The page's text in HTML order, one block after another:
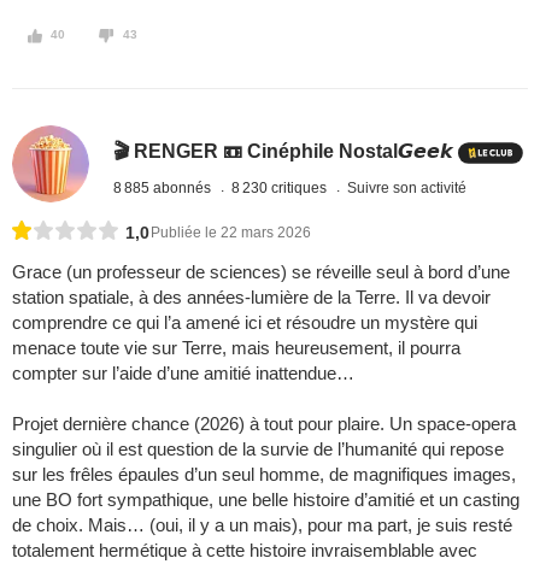
40 43
🎬 RENGER 📼 Cinéphile Nostal𝙂𝙚𝙚𝙠
8 885 abonnés 8 230 critiques Suivre son activité
1,0 Publiée le 22 mars 2026
Grace (un professeur de sciences) se réveille seul à bord d’une
station spatiale, à des années-lumière de la Terre. Il va devoir
comprendre ce qui l’a amené ici et résoudre un mystère qui
menace toute vie sur Terre, mais heureusement, il pourra
compter sur l’aide d’une amitié inattendue…
Projet dernière chance (2026) à tout pour plaire. Un space-opera
singulier où il est question de la survie de l’humanité qui repose
sur les frêles épaules d’un seul homme, de magnifiques images,
une BO fort sympathique, une belle histoire d’amitié et un casting
de choix. Mais… (oui, il y a un mais), pour ma part, je suis resté
totalement hermétique à cette histoire invraisemblable avec